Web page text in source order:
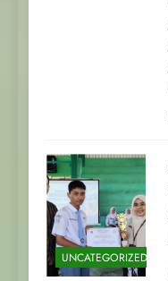
UNCATEGORIZED